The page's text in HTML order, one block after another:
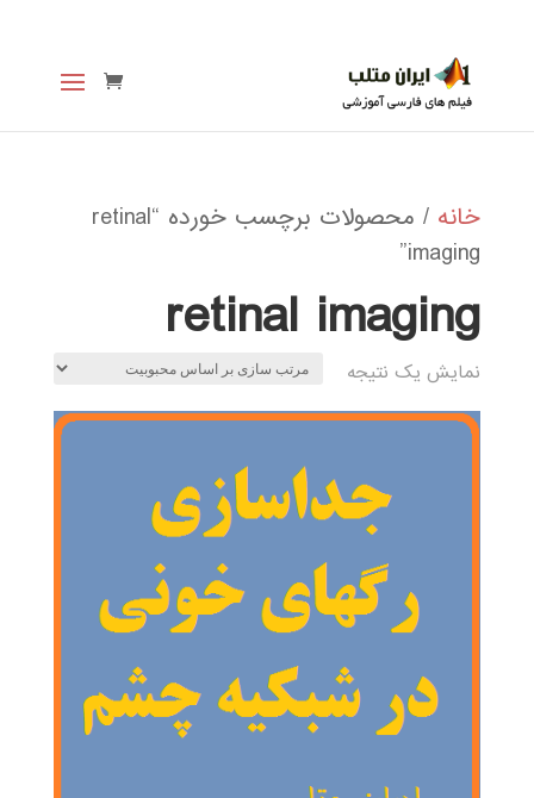
خانه
/ محصولات برچسب خورده “retinal
imaging”
retinal imaging
نمایش یک نتیجه